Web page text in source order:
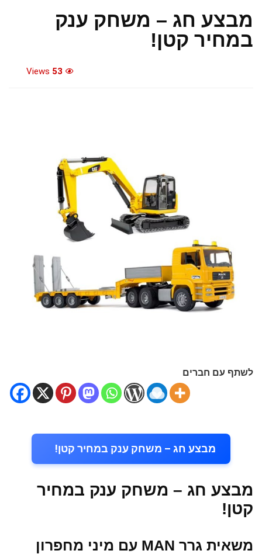
מבצע חג – משחק ענק
במחיר קטן!
53
לשתף עם חברים
מבצע חג – משחק ענק במחיר קטן!
מבצע חג – משחק ענק במחיר
קטן!
משאית גרר MAN עם מיני מחפרון